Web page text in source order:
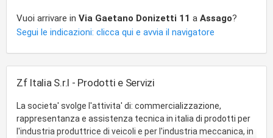
Vuoi arrivare in Via Gaetano Donizetti 11 a Assago?
Segui le indicazioni: clicca qui e avvia il navigatore
Zf Italia S.r.l - Prodotti e Servizi
La societa' svolge l'attivita' di: commercializzazione,
rappresentanza e assistenza tecnica in italia di prodotti per
l'industria produttrice di veicoli e per l'industria meccanica, in